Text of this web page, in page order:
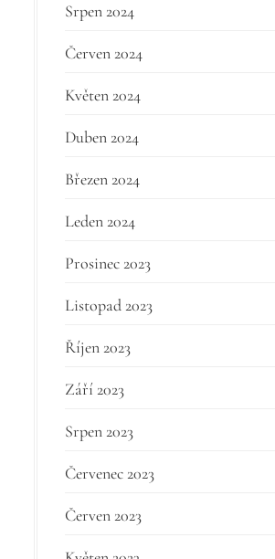
Srpen 2024
Červen 2024
Květen 2024
Duben 2024
Březen 2024
Leden 2024
Prosinec 2023
Listopad 2023
Říjen 2023
Září 2023
Srpen 2023
Červenec 2023
Červen 2023